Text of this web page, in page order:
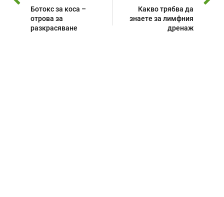
Ботокс за коса –
отрова за
разкрасяване
Какво трябва да
знаете за лимфния
дренаж